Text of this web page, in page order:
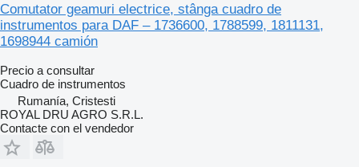
Comutator geamuri electrice, stânga cuadro de
instrumentos para DAF – 1736600, 1788599, 1811131,
1698944 camión
Precio a consultar
Cuadro de instrumentos
Rumanía, Cristesti
ROYAL DRU AGRO S.R.L.
Contacte con el vendedor